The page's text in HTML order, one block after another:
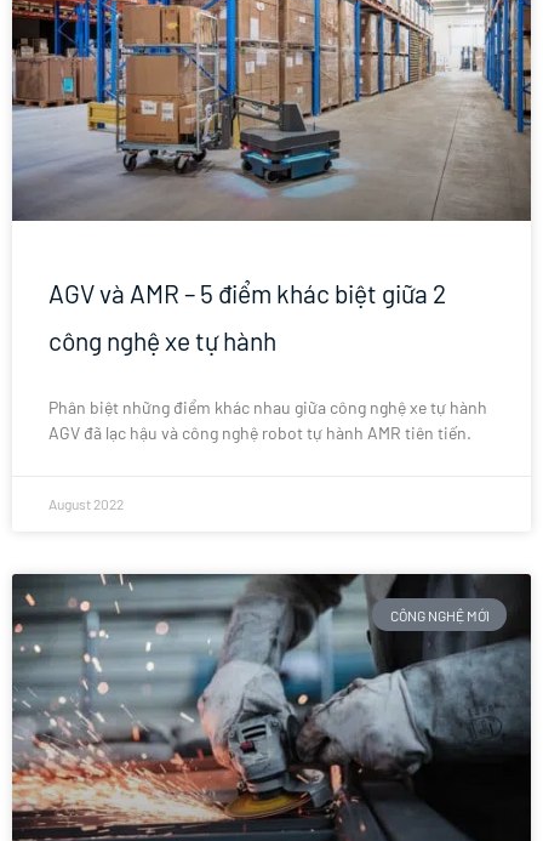
AGV và AMR – 5 điểm khác biệt giữa 2
công nghệ xe tự hành
Phân biệt những điểm khác nhau giữa công nghệ xe tự hành
AGV đã lạc hậu và công nghệ robot tự hành AMR tiên tiến.
August 2022
CÔNG NGHỆ MỚI